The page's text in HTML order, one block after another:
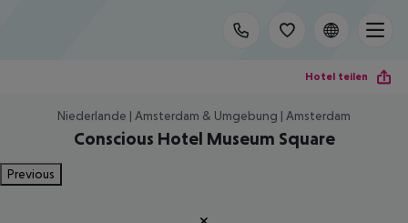
Hotel teilen
Niederlande | Amsterdam & Umgebung | Amsterdam
Conscious Hotel Museum Square
Previous